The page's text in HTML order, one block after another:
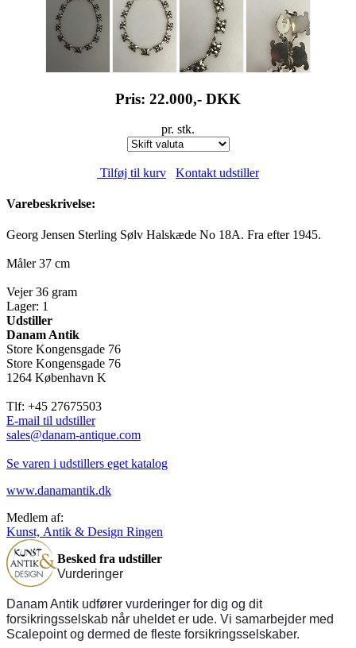
Pris: 22.000,- DKK
pr. stk.
Tilføj til kurv Kontakt udstiller
Varebeskrivelse:
Georg Jensen Sterling Sølv Halskæde No 18A. Fra efter 1945.
Måler 37 cm
Vejer 36 gram
Lager: 1
Udstiller
Danam Antik
Store Kongensgade 76
Store Kongensgade 76
1264 København K
Tlf: +45 27675503
E-mail til udstiller
sales@danam-antique.com
Se varen i udstillers eget katalog
www.danamantik.dk
Medlem af:
Kunst, Antik & Design Ringen
Besked fra udstiller
Vurderinger
Danam Antik udfører vurderinger for dig og dit
forsikringsselskab når uheldet er ude. Vi samarbejder med
Scalepoint og dermed de fleste forsikringsselskaber.